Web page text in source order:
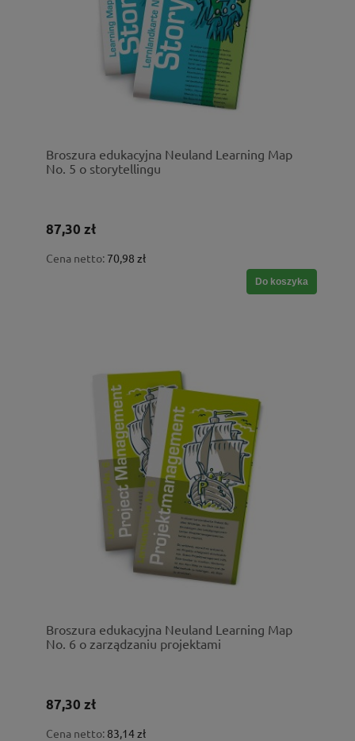
Broszura edukacyjna Neuland Learning Map
No. 5 o storytellingu
87,30 zł
Cena netto: 70,98 zł
Do koszyka
Broszura edukacyjna Neuland Learning Map
No. 6 o zarządzaniu projektami
87,30 zł
Cena netto: 83,14 zł